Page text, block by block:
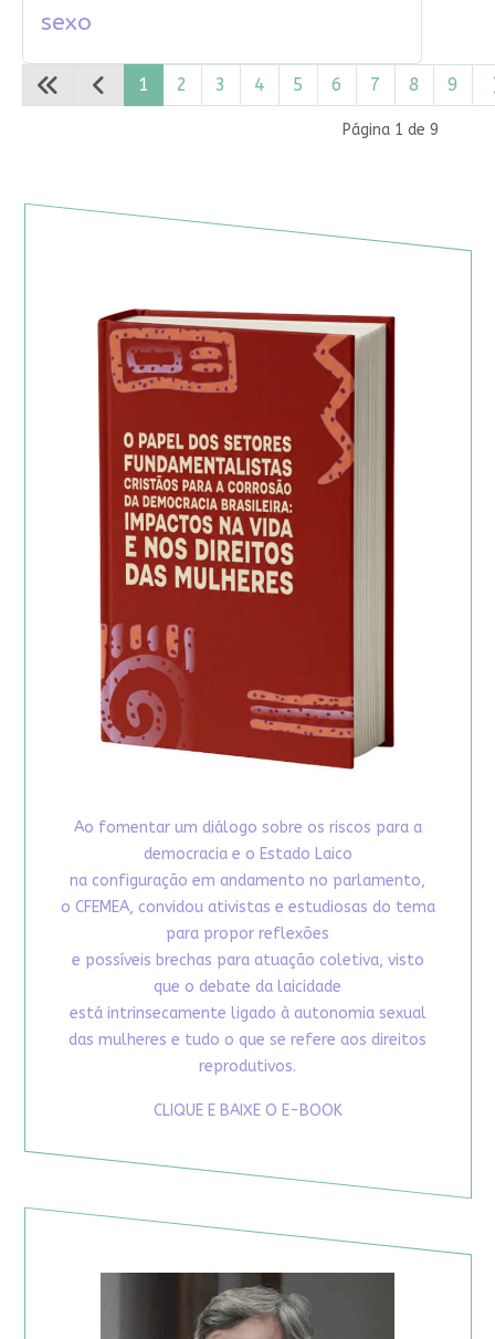
sexo
Página 1 de 9
1 2 3 4 5 6 7 8 9
Ao fomentar um diálogo sobre os riscos para a
democracia e o Estado Laico
na configuração em andamento no parlamento,
o CFEMEA, convidou ativistas e estudiosas do tema
para propor reflexões
e possíveis brechas para atuação coletiva, visto
que o debate da laicidade
está intrinsecamente ligado à autonomia sexual
das mulheres e tudo o que se refere aos direitos
reprodutivos.
CLIQUE E BAIXE O E-BOOK